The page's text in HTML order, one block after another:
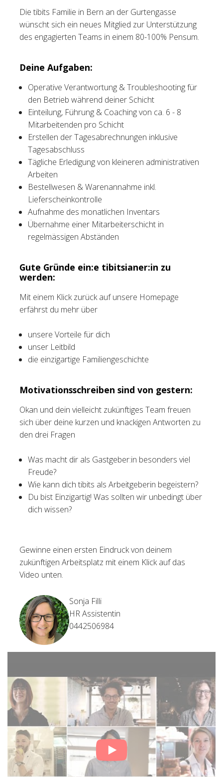
Login
Die tibits Familie in Bern an der Gurtengasse
wünscht sich ein neues Mitglied zur Unterstützung
des engagierten Teams in einem 80-100% Pensum.
Deine Aufgaben:
Operative Verantwortung & Troubleshooting für
den Betrieb während deiner Schicht
Einteilung, Führung & Coaching von ca. 6 - 8
Mitarbeitenden pro Schicht
Erstellen der Tagesabrechnungen inklusive
Tagesabschluss
Tägliche Erledigung von kleineren administrativen
Arbeiten
Bestellwesen & Warenannahme inkl.
Lieferscheinkontrolle
Aufnahme des monatlichen Inventars
Übernahme einer Mitarbeiterschicht in
regelmässigen Abständen
Gute Gründe ein:e tibitsianer:in zu
werden:
Mit einem Klick zurück auf unsere Homepage
erfährst du mehr über
unsere Vorteile für dich
unser Leitbild
die einzigartige Familiengeschichte
Motivationsschreiben sind von gestern:
Okan und dein vielleicht zukünftiges Team freuen
sich über deine kurzen und knackigen Antworten zu
den drei Fragen
Was macht dir als Gastgeber:in besonders viel
Freude?
Wie kann dich tibits als Arbeitgeberin begeistern?
Du bist Einzigartig! Was sollten wir unbedingt über
dich wissen?
Gewinne einen ersten Eindruck von deinem
zukünftigen Arbeitsplatz mit einem Klick auf das
Video unten.
Sonja Filli
HR Assistentin
0442506984